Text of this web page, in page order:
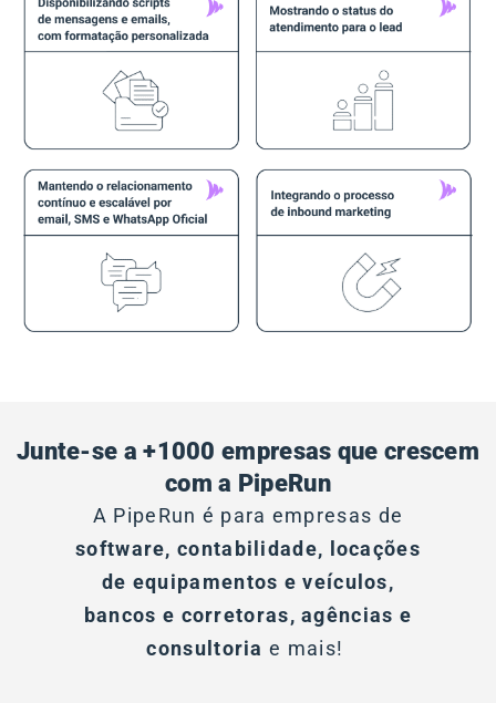
Junte-se a +1000 empresas que crescem
com a PipeRun
A PipeRun é para empresas de
software, contabilidade, locações
de equipamentos e veículos,
bancos e corretoras, agências e
consultoriae mais!